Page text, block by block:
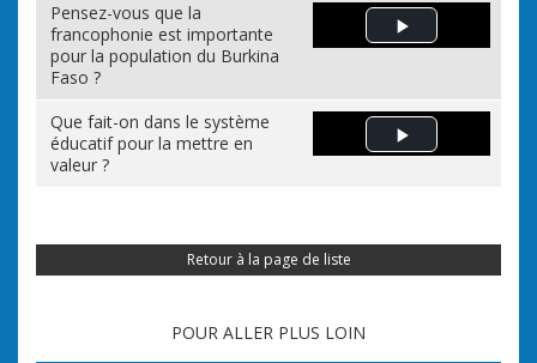
Pensez-vous que la
francophonie est importante
pour la population du Burkina
Faso ?
Play Video
Que fait-on dans le système
éducatif pour la mettre en
valeur ?
Play Video
Retour à la page de liste
POUR ALLER PLUS LOIN